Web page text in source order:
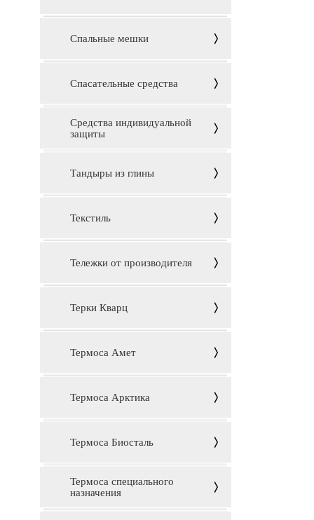
Спальные мешки
Спасательные средства
Средства индивидуальной
защиты
Тандыры из глины
Текстиль
Тележки от производителя
Терки Кварц
Термоса Амет
Термоса Арктика
Термоса Биосталь
Термоса специального
назначения